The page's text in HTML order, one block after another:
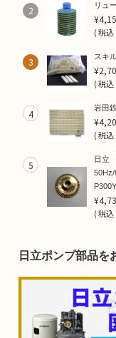
2 リュ
(税込
3 スキ
(税込
4 岩田
(税込
5
日立
P300Y
(税込
日立ポンプ部品を